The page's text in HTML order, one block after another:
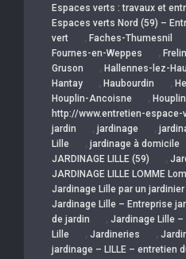
Espaces verts : travaux et
Espaces verts Nord (59) –
vert
, Faches-Thumesnil
Fournes-en-Weppes ,
Gruson , Hallennes-lez-
Hantay , Haubourdin ,
Houplin-Ancoisne ,
http://www.entretien-
jardin , jardinage ,
Lille
, jardinage à domicile
JARDINAGE LILLE (59) ,
JARDINAGE LILLE LOMME
Jardinage Lille par un
Jardinage Lille – Entreprise
de jardin
, Jardinage Lille
Lille
, Jardineries ,
jardinage – LILLE – entretien